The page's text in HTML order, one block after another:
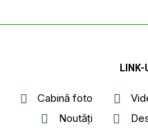
LINK-
Cabină foto
Noutăți